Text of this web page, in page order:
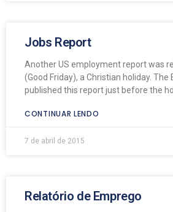
Jobs Report
Another US employment report was
(Good Friday), a Christian holiday. The
published this report just before the
CONTINUAR LENDO
7 de abril de 2015
Relatório de Emprego